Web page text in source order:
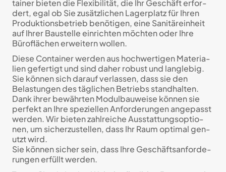
tainer bieten die Flexi­bi­li­tät, die Ihr Geschäft er­for­
dert, egal ob Sie zu­sätz­li­chen Lager­platz für Ihren
Pro­duk­tions­betrieb be­nöti­gen, eine Sanitär­einheit
auf Ihrer Bau­stelle ein­rich­ten möch­ten oder Ihre
Bürof­lächen er­wei­tern wollen.
Diese Container werden aus hoch­werti­gen Mate­ria­
lien ge­fer­tigt und sind daher robust und lang­lebig.
Sie können sich darauf ver­las­sen, dass sie den
Belastungen des täg­li­chen Betriebs stand­halten.
Dank ihrer be­währ­ten Modul­bau­weise können sie
per­fekt an Ihre spezi­ellen Anf­ord­er­ungen an­ge­passt
werden. Wir bieten zahl­reiche Aus­stat­tungs­optio­
nen, um sicher­zu­stel­len, dass Ihr Raum opti­mal gen­
utzt wird.
Sie können sicher sein, dass Ihre Ge­schäfts­anforde­
rungen erfüllt werden.